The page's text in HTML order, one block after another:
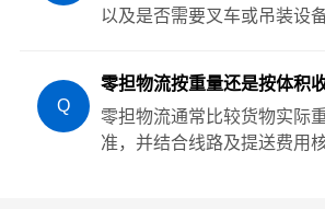
以及是否需要叉车或吊装设
Q
零担物流按重量还是按体积收
零担物流通常比较货物实际
准，并结合线路及提送费用核